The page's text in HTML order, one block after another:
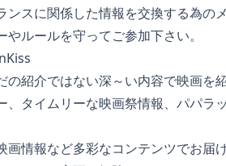
に関係した情報を交換する為のメ
ールを守ってご参加下さい。
介ではない深～い内容で映画を紹
イムリーな映画祭情報、パパラッ
報など多彩なコンテンツでお届け